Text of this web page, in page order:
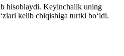
hisoblaydi. Keyinchalik uning
kelib chiqishiga turtki boʻldi.